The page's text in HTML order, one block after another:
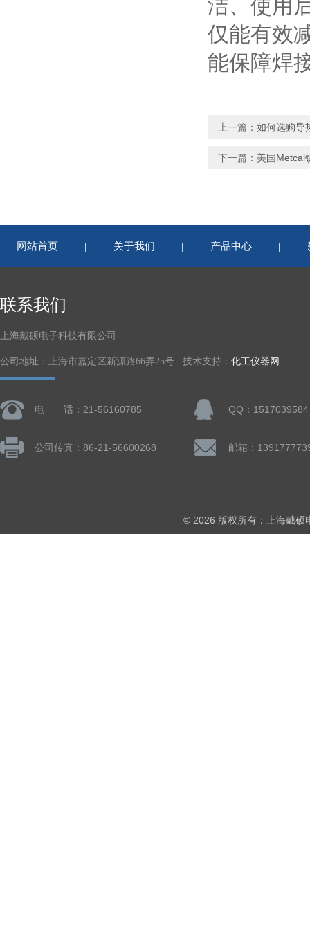
洁、使用
仅能有效
能保障焊
上一篇： 如何选购导
下一篇： 美国Metcal
网站首页 | 关于我们 | 产品中心 |
联系我们
上海戴硕电子科技有限公司
公司地址：上海市嘉定区新源路66弄25号 技术支持： 化工仪器网
电 话：21-56160785 QQ：1517039584
公司传真：86-21-56600268
© 2026 版权所有：上海戴